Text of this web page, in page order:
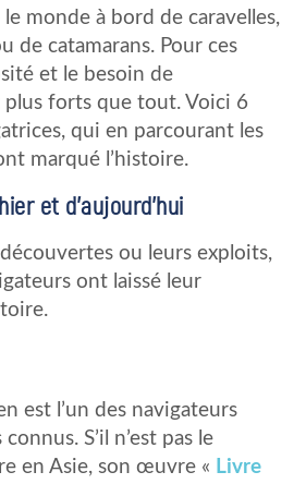
monde à bord de caravelles,
de catamarans. Pour ces
et le besoin de
forts que tout. Voici 6
qui en parcourant les
marqué l’histoire.
et d’aujourd’hui
ou leurs exploits,
ont laissé leur
est l’un des navigateurs
S’il n’est pas le
en Asie, son œuvre « Livre